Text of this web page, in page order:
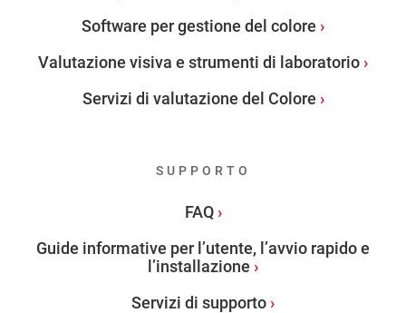
Software per gestione del colore
Valutazione visiva e strumenti di laboratorio
Servizi di valutazione del Colore
SUPPORTO
FAQ
Guide informative per l’utente, l’avvio rapido e
l’installazione
Servizi di supporto